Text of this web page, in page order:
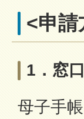
<申請
1．窓
母子手